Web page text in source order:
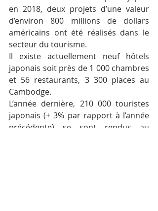
en 2018, deux projets d’une valeur
d’environ 800 millions de dollars
américains ont été réalisés dans le
secteur du tourisme.
Il existe actuellement neuf hôtels
japonais soit près de 1 000 chambres
et 56 restaurants, 3 300 places au
Cambodge.
L’année dernière, 210 000 touristes
japonais (+ 3% par rapport à l’année
précédente) se sont rendus au